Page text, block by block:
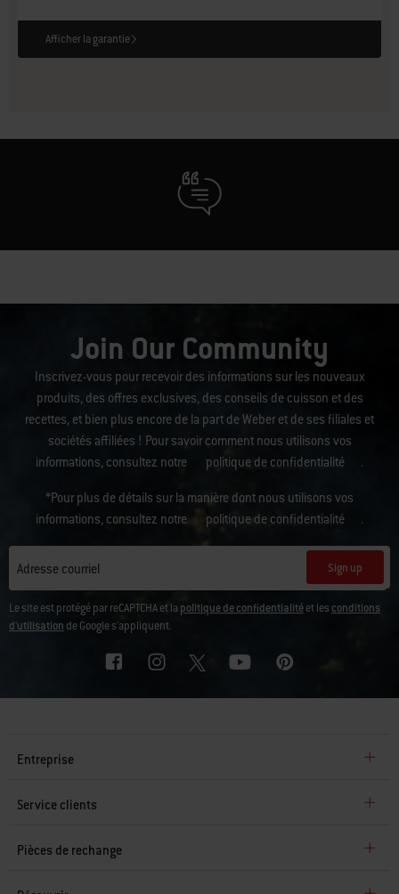
Afficher la garantie
Join Our Community
Inscrivez-vous pour recevoir des informations sur les nouveaux
produits, des offres exclusives, des conseils de cuisson et des
recettes, et bien plus encore de la part de Weber et de ses filiales et
sociétés affiliées ! Pour savoir comment nous utilisons vos
informations, consultez notre
politique de confidentialité .
*Pour plus de détails sur la manière dont nous utilisons vos
informations, consultez notre
politique de confidentialité .
Adresse courriel Sign up
Le site est protégé par reCAPTCHA et la politique de confidentialitéet les conditions
d'utilisation de Google s'appliquent.
Entreprise
Service clients
Pièces de rechange